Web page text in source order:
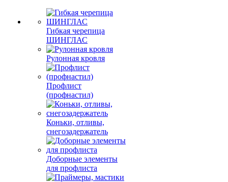
Гибкая черепица
ШИНГЛАС
Рулонная кровля
Профлист
(профнастил)
Коньки, отливы,
снегозадержатель
Доборные элементы
для профлиста